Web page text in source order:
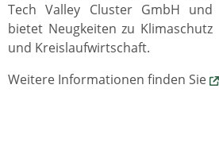
Tech Valley Cluster GmbH und
bietet Neugkeiten zu Klimaschutz
und Kreislaufwirtschaft.
Weitere Informationen finden Sie